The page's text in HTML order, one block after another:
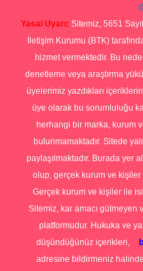
Yasal Uyarı: Sitemiz, 5651
İletişim Kurumu (BTK)
hizmet vermektedir. Bu
denetleme veya araştırma
üyelerimiz yazdıkları
üye olarak bu sorumluluğu
herhangi bir marka, kurum
bulunmamaktadır. Sitede
paylaşılmaktadır. Burada yer
olup, gerçek kurum ve kişiler
Gerçek kurum ve kişiler ile
Sitemiz, kar amacı gütmeyen
platformudur. Hukuka ve
düşündüğünüz içerikleri,
adresine bildirmeniz